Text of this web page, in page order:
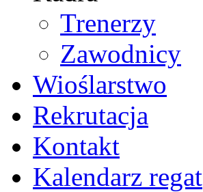
Trenerzy
Zawodnicy
Wioślarstwo
Rekrutacja
Kontakt
Kalendarz regat